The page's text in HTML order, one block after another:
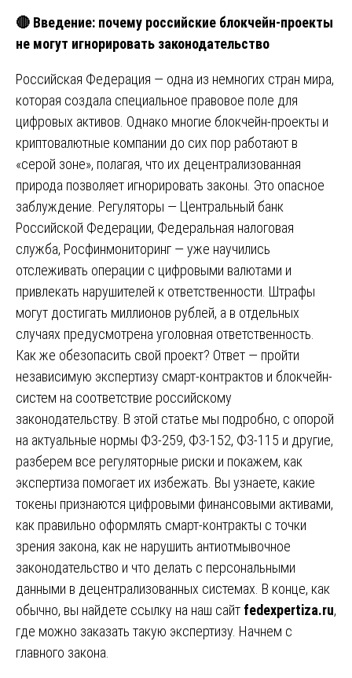
🔴 Введение: почему российские блокчейн-проекты
не могут игнорировать законодательство
Российская Федерация — одна из немногих стран мира,
которая создала специальное правовое поле для
цифровых активов. Однако многие блокчейн-проекты и
криптовалютные компании до сих пор работают в
«серой зоне», полагая, что их децентрализованная
природа позволяет игнорировать законы. Это опасное
заблуждение. Регуляторы — Центральный банк
Российской Федерации, Федеральная налоговая
служба, Росфинмониторинг — уже научились
отслеживать операции с цифровыми валютами и
привлекать нарушителей к ответственности. Штрафы
могут достигать миллионов рублей, а в отдельных
случаях предусмотрена уголовная ответственность.
Как же обезопасить свой проект? Ответ — пройти
независимую экспертизу смарт-контрактов и блокчейн-
систем на соответствие российскому
законодательству. В этой статье мы подробно, с опорой
на актуальные нормы ФЗ-259, ФЗ-152, ФЗ-115 и другие,
разберем все регуляторные риски и покажем, как
экспертиза помогает их избежать. Вы узнаете, какие
токены признаются цифровыми финансовыми активами,
как правильно оформлять смарт-контракты с точки
зрения закона, как не нарушить антиотмывочное
законодательство и что делать с персональными
данными в децентрализованных системах. В конце, как
обычно, вы найдете ссылку на наш сайт fedexpertiza.ru,
где можно заказать такую экспертизу. Начнем с
главного закона.